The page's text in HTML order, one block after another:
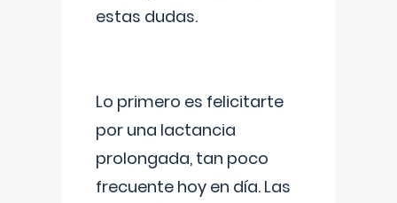
estas dudas.
Lo primero es felicitarte
por una lactancia
prolongada, tan poco
frecuente hoy en día. Las